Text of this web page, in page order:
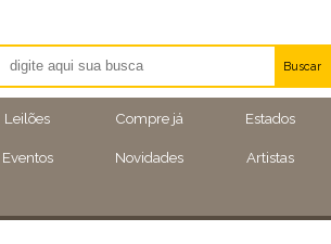
Leilões Compre já Estados
Eventos Novidades Artistas
Buscar
Artistas
Eventos